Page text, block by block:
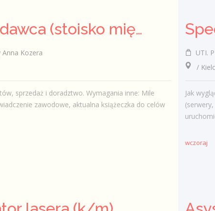
Sprzedawca (stoisko mięsno- wędliniarskie) (k/m)
Anna Kozera
sprzedaż i doradztwo. Wymagania inne: Mile
zawodowe, aktualna książeczka do celów
UTI.
/
Jak
wczoraj